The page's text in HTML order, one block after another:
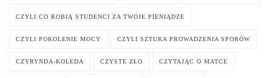
CZYLI CO ROBIĄ STUDENCI ZA TWOJE PIENIĄDZE
CZYLI POKOLENIE MOCY CZYLI SZTUKA PROWADZENIA SPORÓW
CZYRYNDA-KOLEDA CZYSTE ZŁO CZYTAJĄC O MATCE